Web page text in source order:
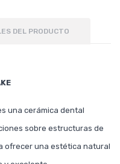
DEL PRODUCTO
es una cerámica dental
sobre estructuras de
ofrecer una estética natural